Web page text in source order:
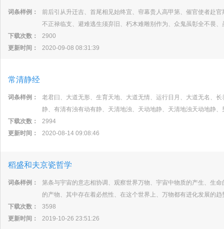
词条样例：
前后引从升迁吉、首尾相见始终宜、帘幕贵人高甲第、催官使者赴
不正禄临支、避难逃生须弃旧、朽木难雕别作为、众鬼虽彰全不畏、
下载次数：
2900
更新时间：
2020-09-08 08:31:39
常清静经
词条样例：
老君曰、大道无形、生育天地、大道无情、运行日月、大道无名、
静、有清有浊有动有静、天清地浊、天动地静、天清地浊天动地静
下载次数：
2994
更新时间：
2020-08-14 09:08:46
稻盛和夫京瓷哲学
词条样例：
第条与宇宙的意志相协调、观察世界万物、宇宙中物质的产生、生
的产物、其中存在着必然性、在这个世界上、万物都有进化发展的
下载次数：
3598
更新时间：
2019-10-26 23:51:26